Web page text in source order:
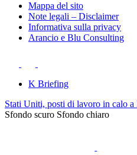
Mappa del sito
Note legali – Disclaimer
Informativa sulla privacy
Arancio e Blu Consulting
K Briefing
Stati Uniti, posti di lavoro in calo
Sfondo scuro Sfondo chiaro